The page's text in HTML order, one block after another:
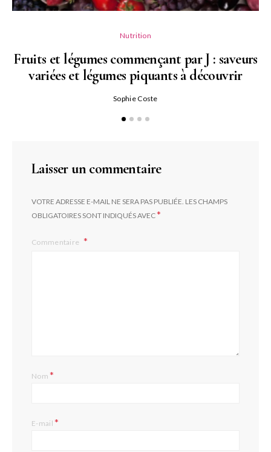
Nutrition
Fruits et légumes commençant par J : saveurs
variées et légumes piquants à découvrir
Sophie Coste
Laisser un commentaire
VOTRE ADRESSE E-MAIL NE SERA PAS PUBLIÉE. LES CHAMPS
OBLIGATOIRES SONT INDIQUÉS AVEC*
Commentaire
Nom*
E-mail*